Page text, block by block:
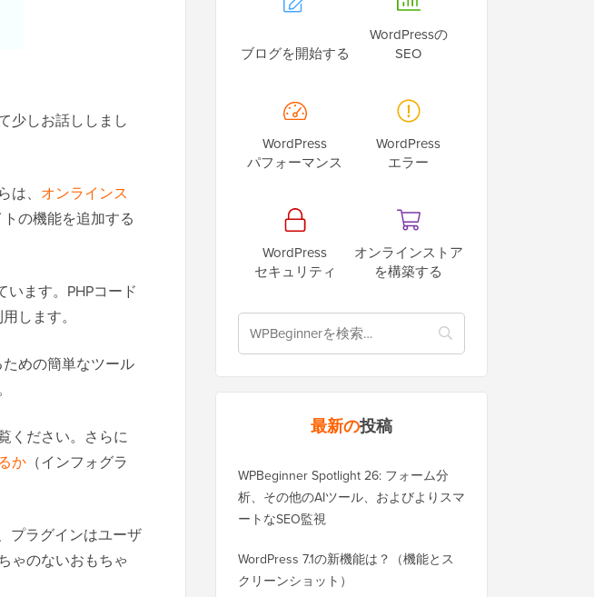
少しお話ししまし
、 オンラインス
の機能を追加する
ます。PHPコード
します。
めの簡単なツール
ください。さらに
か （インフォグラ
プラグインはユーザ
ゃのないおもちゃ
ブログを開始する
WordPressの
SEO
WordPress
パフォーマンス
WordPress
エラー
WordPress
セキュリティ
オンラインストア
を構築する
最新の投稿
WPBeginner Spotlight 26: フォーム分
析、その他のAIツール、およびよりスマ
ートなSEO監視
WordPress 7.1の新機能は？（機能とス
クリーンショット）